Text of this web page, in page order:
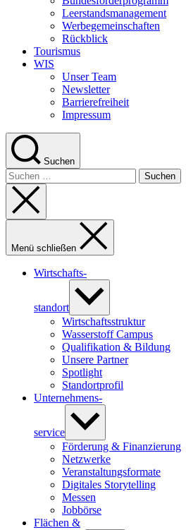
Leerstandsmanagement
Werbegemeinschaften
Rückblick
Tourismus
WIS
Unser Team
Newsletter
Barrierefreiheit
Impressum
Suchen
Suche
nach:
Suche
schließen
Menü schließen
Wirtschafts-
­standort
Untermenü
anzeigen
Wirtschaftsstruktur
Wasserstoff Campus
Qualifikation & Bildung
Unsere Partner
Spotlight
Standortprofil
Unternehmens-
­service
Untermenü
anzeigen
Förderung & Finanzierung
Netzwerke
Veranstaltungsformate
Digitales Storytelling
Messen
Jobbörse
Flächen &